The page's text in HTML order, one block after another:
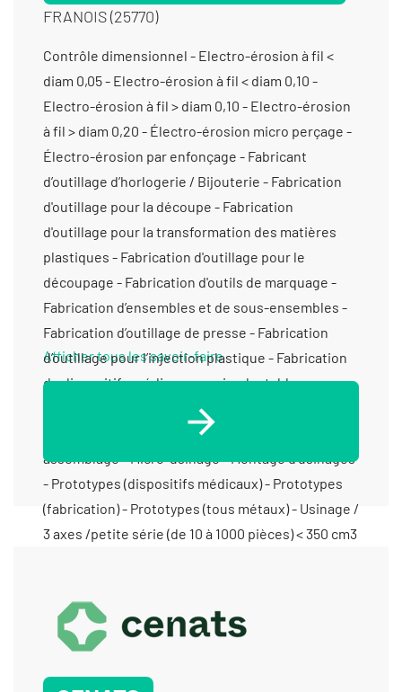
FRANOIS (25770)
Contrôle dimensionnel - Electro-érosion à fil < diam 0,05 - Electro-érosion à fil < diam 0,10 - Electro-érosion à fil > diam 0,10 - Electro-érosion à fil > diam 0,20 - Électro-érosion micro perçage - Électro-érosion par enfonçage - Fabricant d’outillage d’horlogerie / Bijouterie - Fabrication d'outillage pour la découpe - Fabrication d'outillage pour la transformation des matières plastiques - Fabrication d'outillage pour le découpage - Fabrication d'outils de marquage - Fabrication d’ensembles et de sous-ensembles - Fabrication d’outillage de presse - Fabrication d’outillage pour l’injection plastique - Fabrication de dispositifs médicaux non implantables - Fraisage proto - Fraisage série - Gravure - Gravure mécanique - Laser (gravure et marquage) - Micro-assemblage - Micro-usinage - Montage d’usinages - Prototypes (dispositifs médicaux) - Prototypes (fabrication) - Prototypes (tous métaux) - Usinage / 3 axes /petite série (de 10 à 1000 pièces) < 350 cm3 - Usinage / 3 axes /prototype et unitaire (< 10 pièces) < 350 cm3 - Usinage / 4 axes / moyenne série (de 1001 à 10 000 pièces) < 350 cm3 - Usinage / 4 axes /grande série (>10 000 pièces) < 350 cm3 - Usinage / 4 axes /petite série (de 10 à 1000 pièces) < 350 cm3 - Usinage / 4 axes /prototype et unitaire (< 10 pièces) < 350 cm3 - Usinage / 5 axes / moyenne série (de 1001 à 10 000 pièces) < 350 cm3 - Usinage / 5 axes /grande série (>10 000 pièces) < 350 cm3 - Usinage / 5 axes /petite série (de 10 à 1000 pièces) < 350 cm3 - Usinage / 5 axes /prototype et unitaire (< 10 pièces) < 350 cm3 -
Afficher tous les savoir-faire